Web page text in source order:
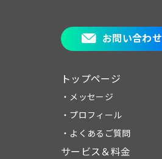
お問い合わせ
トップページ
・メッセージ
・プロフィール
・よくあるご質問
サービス＆料金